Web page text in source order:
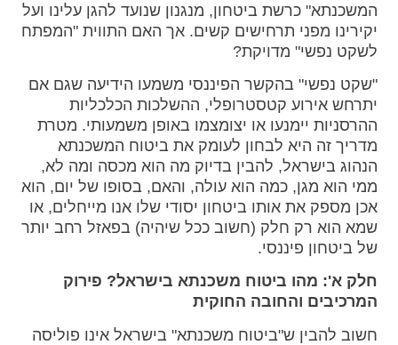
המשכנתא" כרשת ביטחון, מנגנון שנועד להגן עלינו ועל
יקירינו מפני תרחישים קשים. אך האם התווית "המפתח
לשקט נפשי" מדויקת?
"שקט נפשי" בהקשר הפיננסי משמעו הידיעה שגם אם
יתרחש אירוע קטסטרופלי, ההשלכות הכלכליות
ההרסניות יימנעו או יצומצמו באופן משמעותי. מטרת
מדריך זה היא לבחון לעומק את ביטוח המשכנתא
הנהוג בישראל, להבין בדיוק מה הוא מכסה ומה לא,
ממי הוא מגן, כמה הוא עולה, והאם, בסופו של יום, הוא
אכן מספק את אותו ביטחון יסודי שלו אנו מייחלים, או
שמא הוא רק חלק (חשוב ככל שיהיה) בפאזל רחב יותר
של ביטחון פיננסי.
חלק א': מהו ביטוח משכנתא בישראל? פירוק
המרכיבים והחובה החוקית
חשוב להבין ש"ביטוח משכנתא" בישראל אינו פוליסה